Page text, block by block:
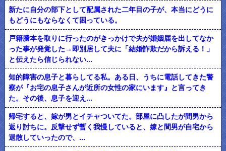
新たに自分の部下として配属された二年目の子が、本当にどうに
もどうにもならなくて困っている。
戸籍謄本を取りに行ったのがきっかけで夫が婚姻届を出してなか
った事が発覚した→即別居して夫に「結婚詐欺だから訴える！」
と伝えたら信じられない...
知的障害の息子と暮らしてる私。ある日、うちに電話してきた警
察が『お宅の息子さんが近所の女性の家にいます』と言ってき
た。その後、息子を迎え...
帰宅すると、嫁が男とイチャついてた。部屋に凸したが間男から
返り討ちに。反撃せず暫く我慢していると、嫁と間男が自宅から
退散していったので、...